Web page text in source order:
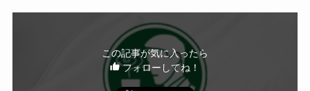
この記事が気に入ったら
フォローしてね！